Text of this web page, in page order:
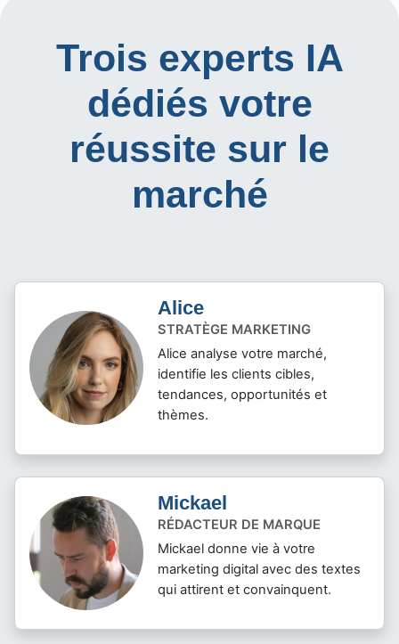
Trois experts IA
dédiés votre
réussite sur le
marché
Alice
STRATÈGE MARKETING
Alice analyse votre marché,
identifie les clients cibles,
tendances, opportunités et
thèmes.
Mickael
RÉDACTEUR DE MARQUE
Mickael donne vie à votre
marketing digital avec des textes
qui attirent et convainquent.